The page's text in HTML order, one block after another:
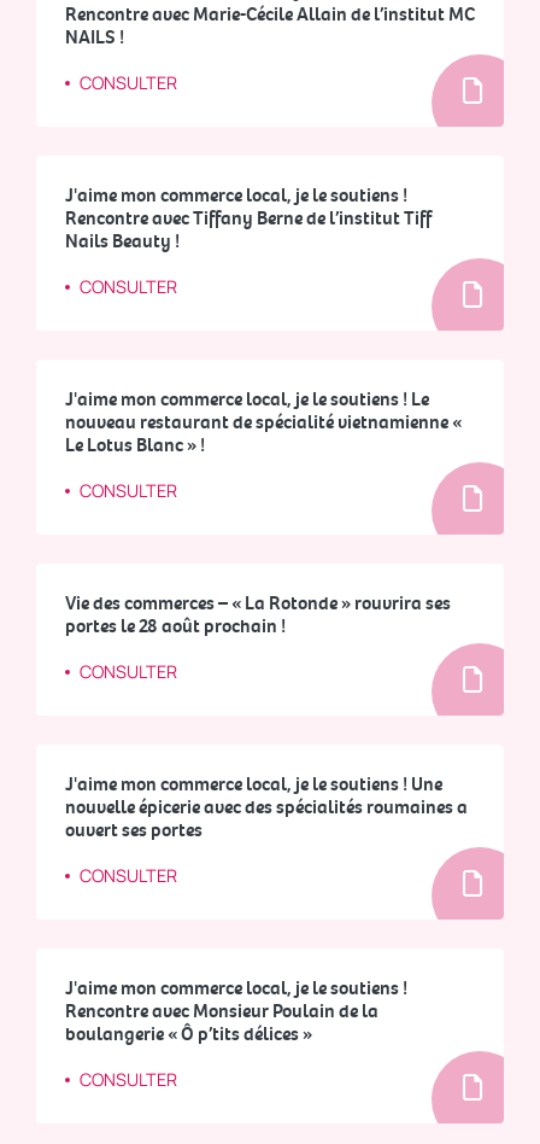
Rencontre avec Marie-Cécile Allain de l’institut MC
NAILS !
CONSULTER
J'aime mon commerce local, je le soutiens !
Rencontre avec Tiffany Berne de l’institut Tiff
Nails Beauty !
CONSULTER
J'aime mon commerce local, je le soutiens ! Le
nouveau restaurant de spécialité vietnamienne «
Le Lotus Blanc » !
CONSULTER
Vie des commerces – « La Rotonde » rouvrira ses
portes le 28 août prochain !
CONSULTER
J'aime mon commerce local, je le soutiens ! Une
nouvelle épicerie avec des spécialités roumaines a
ouvert ses portes
CONSULTER
J'aime mon commerce local, je le soutiens !
Rencontre avec Monsieur Poulain de la
boulangerie « Ô p’tits délices »
CONSULTER